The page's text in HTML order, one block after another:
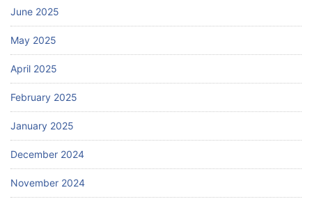
June 2025
May 2025
April 2025
February 2025
January 2025
December 2024
November 2024